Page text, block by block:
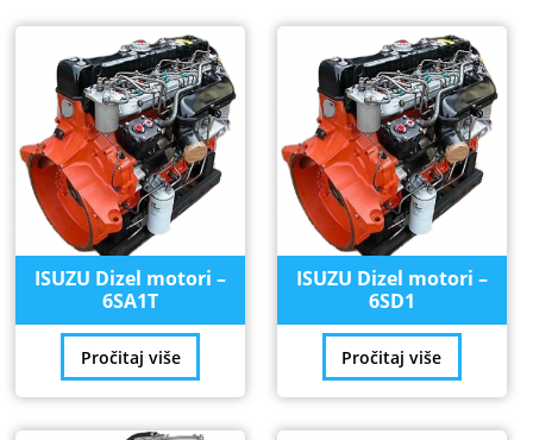
ISUZU Dizel motori –
6SA1T
Pročitaj više
ISUZU Dizel motori –
6SD1
Pročitaj više